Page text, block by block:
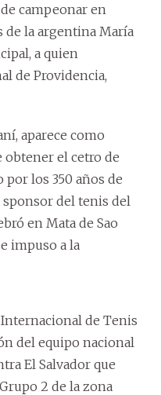
campeonar en
de la argentina María
a quien
de Providencia,
aparece como
obtener el cetro de
los 350 años de
del tenis del
en Mata de Sao
impuso a la
Internacional de Tenis
del equipo nacional
El Salvador que
2 de la zona